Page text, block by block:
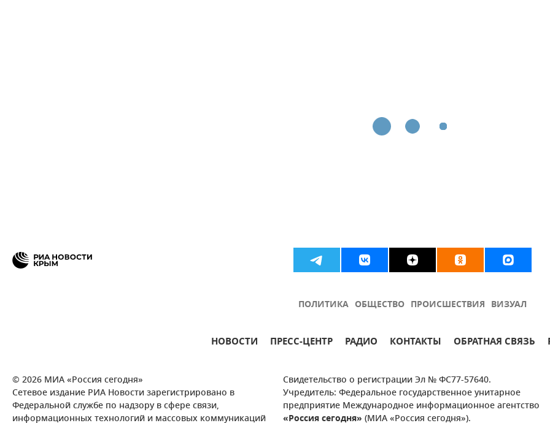
ПОЛИТИКА ОБЩЕСТВО ПРОИСШЕСТВИЯ ВИЗУАЛ
НОВОСТИ ПРЕСС-ЦЕНТР РАДИО КОНТАКТЫ ОБРАТНАЯ СВЯЗЬ
© 2026 МИА «Россия сегодня»
Сетевое издание РИА Новости зарегистрировано в
Федеральной службе по надзору в сфере связи,
информационных технологий и массовых коммуникаций
Свидетельство о регистрации Эл № ФС77-57640.
Учредитель: Федеральное государственное унитарное
предприятие Международное информационное агентство
«Россия сегодня» (МИА «Россия сегодня»).